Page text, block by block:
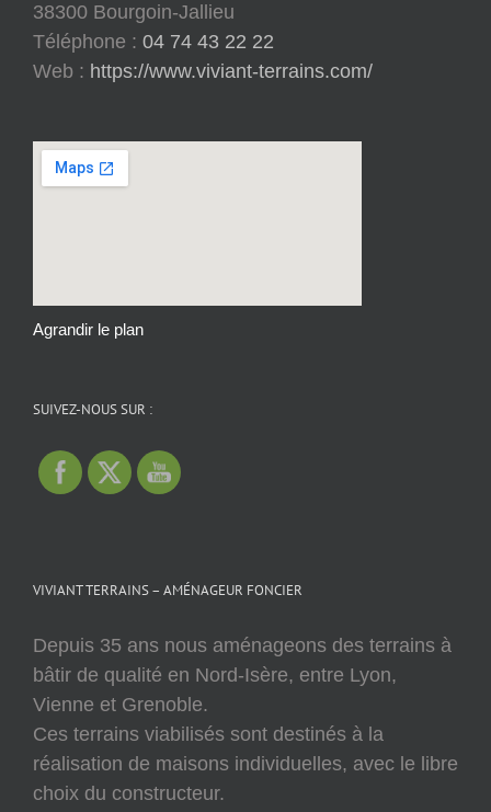
38300 Bourgoin-Jallieu
Téléphone : 04 74 43 22 22
Web : https://www.viviant-terrains.com/
Agrandir le plan
SUIVEZ-NOUS SUR :
VIVIANT TERRAINS – AMÉNAGEUR FONCIER
Depuis 35 ans nous aménageons des terrains à
bâtir de qualité en Nord-Isère, entre Lyon,
Vienne et Grenoble.
Ces terrains viabilisés sont destinés à la
réalisation de maisons individuelles, avec le libre
choix du constructeur.